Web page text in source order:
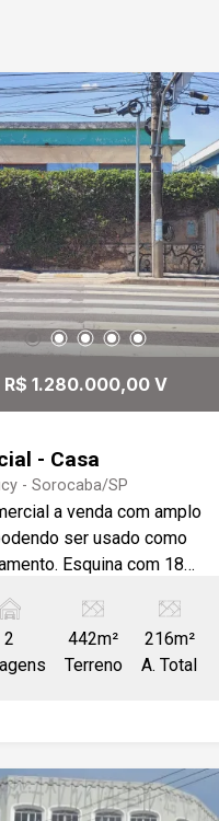
R$ 1.280.000,00 V
- Casa
- Sorocaba/SP
a venda com amplo
ser usado como
Esquina com 18
m² de terreno. Localizado em
com grande fluxo de veículos,
de comércios.
2
442m²
Terreno
216m²
A. Total